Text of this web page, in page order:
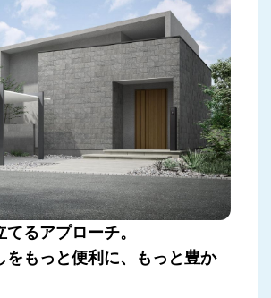
るアプローチ。
をもっと便利に、もっと豊か